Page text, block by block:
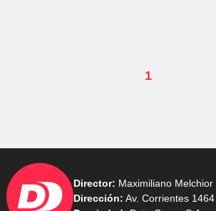
1
Director: Maximiliano Melchior
Dirección: Av. Corrientes